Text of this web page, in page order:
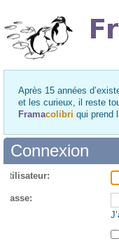
Après 15 années
et les curieux, il reste
Framacolibri qui prend
Connexion
passe: